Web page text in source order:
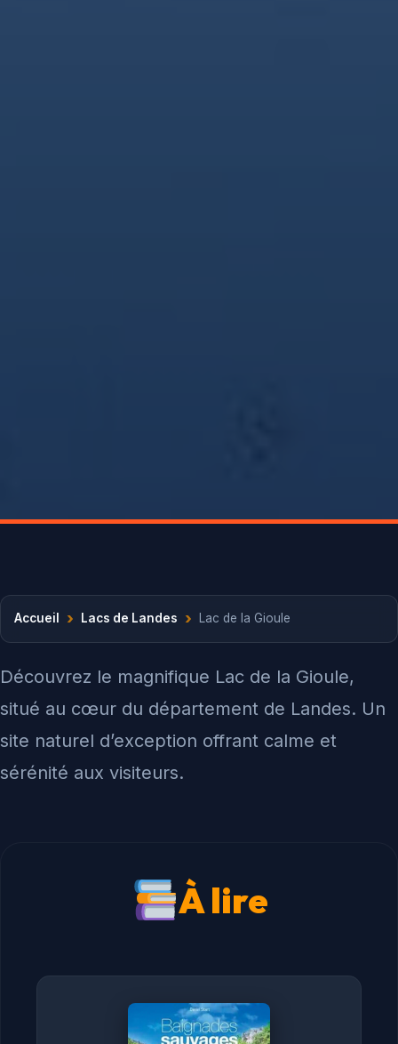
Accueil › Lacs de Landes › Lac de la Gioule
Découvrez le magnifique Lac de la Gioule,
situé au cœur du département de Landes. Un
site naturel d’exception offrant calme et
sérénité aux visiteurs.
À lire